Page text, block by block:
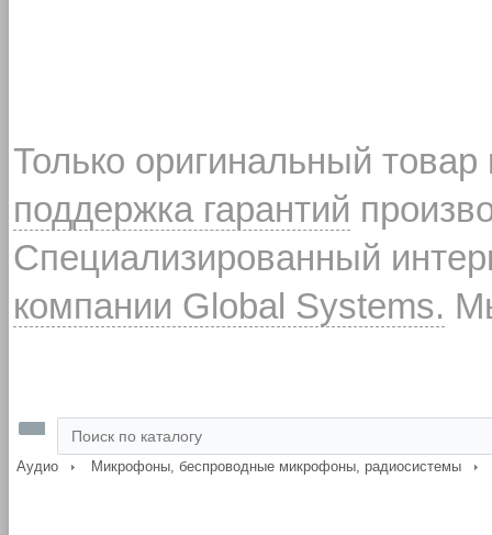
Только оригинальный
поддержка гарантий
Специализированный
компании Global Systems.
Аудио Микрофоны, беспроводные микрофоны, радиосистемы